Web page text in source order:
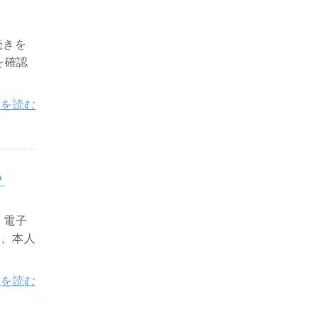
を
確認
読む
電子
本人
読む